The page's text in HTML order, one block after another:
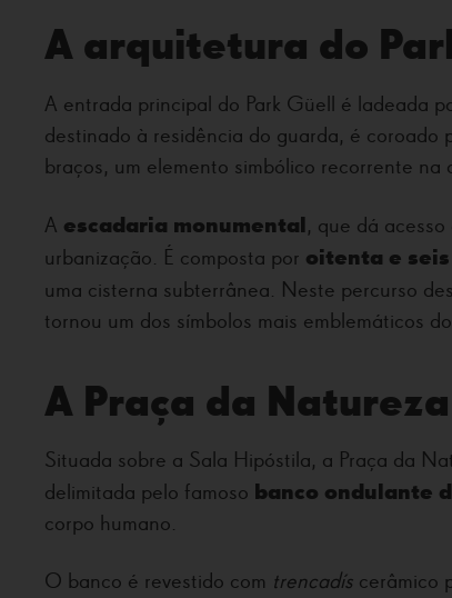
A arquitetura do
A entrada principal do Park Güell é ladeada
destinado à residência do guarda, é
braços, um elemento simbólico recorrente
A escadaria monumental, que dá
urbanização. É composta por oitenta e
uma cisterna subterrânea. Neste percurso
tornou um dos símbolos mais emblemáticos
A Praça da
Situada sobre a Sala Hipóstila, a Praça da
delimitada pelo famoso banco ondulante
corpo humano.
O banco é revestido com trencadís cerâmico